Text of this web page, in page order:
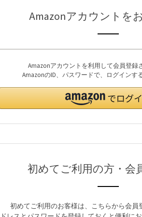
Amazonアカウントを
Amazonアカウントを利用して会員登録
AmazonのID、パスワードで、ログインす
初めてご利用の方・会
初めてご利用のお客様は、こちらから会員